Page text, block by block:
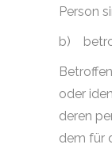
Person
b)
oder
deren
dem für